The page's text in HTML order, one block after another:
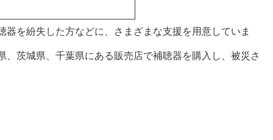
を紛失した方などに、さまざまな支援を用意していま
茨城県、千葉県にある販売店で補聴器を購入し、被災さ